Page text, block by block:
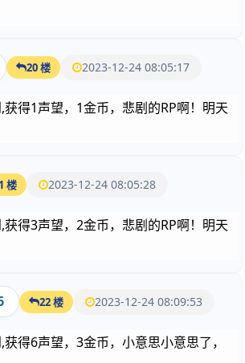
20 楼 2023-12-24 08:05:17
得1声望，1金币，悲剧的RP啊！明天
楼 2023-12-24 08:05:28
得3声望，2金币，悲剧的RP啊！明天
22 楼 2023-12-24 08:09:53
得6声望，3金币，小意思小意思了，